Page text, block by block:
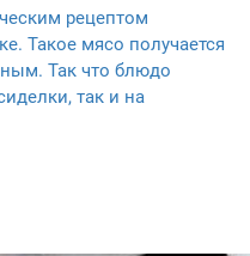
рецептом
Такое мясо получается
Так что блюдо
так и на